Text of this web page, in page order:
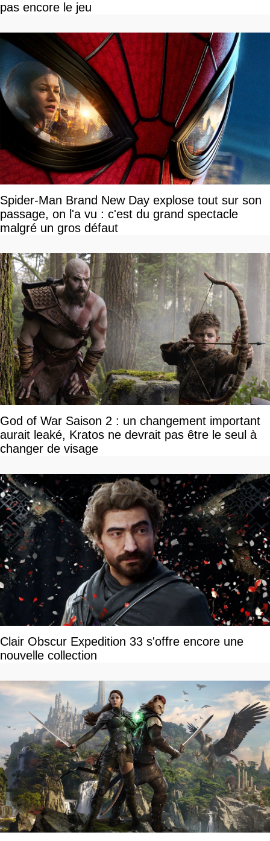
pas encore le jeu
Spider-Man Brand New Day explose tout sur son
passage, on l'a vu : c'est du grand spectacle
malgré un gros défaut
God of War Saison 2 : un changement important
aurait leaké, Kratos ne devrait pas être le seul à
changer de visage
Clair Obscur Expedition 33 s'offre encore une
nouvelle collection